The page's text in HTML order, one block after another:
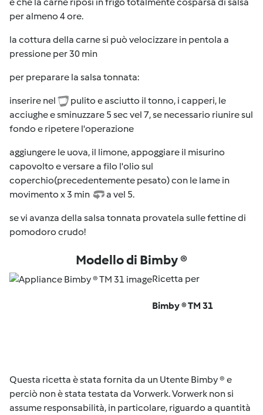
per almeno 4 ore.
la cottura della carne si può velocizzare in pentola a
pressione per 30 min
per preparare la salsa tonnata:
inserire nel
pulito e asciutto il tonno, i capperi, le
acciughe e sminuzzare 5 sec vel 7, se necessario riunire sul
fondo e ripetere l'operazione
aggiungere le uova, il limone, appoggiare il misurino
capovolto e versare a filo l'olio sul
coperchio(precedentemente pesato) con le lame in
movimento x 3 min
a vel 5.
se vi avanza della salsa tonnata provatela sulle fettine di
pomodoro crudo!
Modello di Bimby ®
Ricetta per
Bimby ® TM 31
Questa ricetta è stata fornita da un Utente Bimby ® e
perciò non è stata testata da Vorwerk. Vorwerk non si
assume responsabilità, in particolare, riguardo a quantità